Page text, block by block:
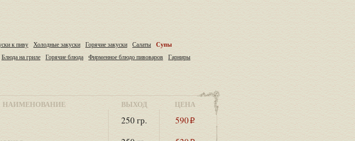
к пиву Холодные закуски Горячие закуски Салаты
Супы
Блюда на гриле Горячие блюда Фирменное блюдо пивоваров
Гарниры
НАИМЕНОВАНИЕ ВЫХОД ЦЕНА
250 гр. 590 i